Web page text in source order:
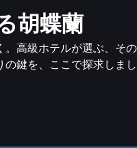
胡蝶蘭
。高級ホテルが選ぶ、その
鍵を、ここで探求しまし